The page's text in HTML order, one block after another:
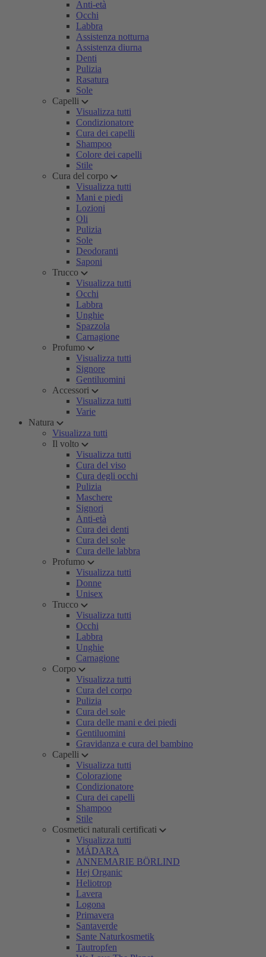
Anti-età
Occhi
Labbra
Assistenza notturna
Assistenza diurna
Denti
Pulizia
Rasatura
Sole
Capelli
Visualizza tutti
Condizionatore
Cura dei capelli
Shampoo
Colore dei capelli
Stile
Cura del corpo
Visualizza tutti
Mani e piedi
Lozioni
Oli
Pulizia
Sole
Deodoranti
Saponi
Trucco
Visualizza tutti
Occhi
Labbra
Unghie
Spazzola
Carnagione
Profumo
Visualizza tutti
Signore
Gentiluomini
Accessori
Visualizza tutti
Varie
Natura
Visualizza tutti
Il volto
Visualizza tutti
Cura del viso
Cura degli occhi
Pulizia
Maschere
Signori
Anti-età
Cura dei denti
Cura del sole
Cura delle labbra
Profumo
Visualizza tutti
Donne
Unisex
Trucco
Visualizza tutti
Occhi
Labbra
Unghie
Carnagione
Corpo
Visualizza tutti
Cura del corpo
Pulizia
Cura del sole
Cura delle mani e dei piedi
Gentiluomini
Gravidanza e cura del bambino
Capelli
Visualizza tutti
Colorazione
Condizionatore
Cura dei capelli
Shampoo
Stile
Cosmetici naturali certificati
Visualizza tutti
MÁDARA
ANNEMARIE BÖRLIND
Hej Organic
Heliotrop
Lavera
Logona
Primavera
Santaverde
Sante Naturkosmetik
Tautropfen